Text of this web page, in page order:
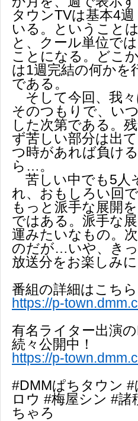
タウンTVは基本4
いる。ということ
と、クール単位で
ことになる。どこ
は1週完結の何か
である。
そして今回、我
そのつもりで、い
した次第である。
ず苦しい部分は出
つ時があれば負け
ら…。
苦しい中でも5人
れ、おもしろい回
もっと派手な展開
ではある。派手な
運みたいなもの。
のだが…いや、き
放送分をお楽しみに
番組の詳細はこち
https://p-
有名ライター出演
続々公開中！
https://p-
#DMMぱちタウン
ロウ #梅屋シン #
ちゃろ